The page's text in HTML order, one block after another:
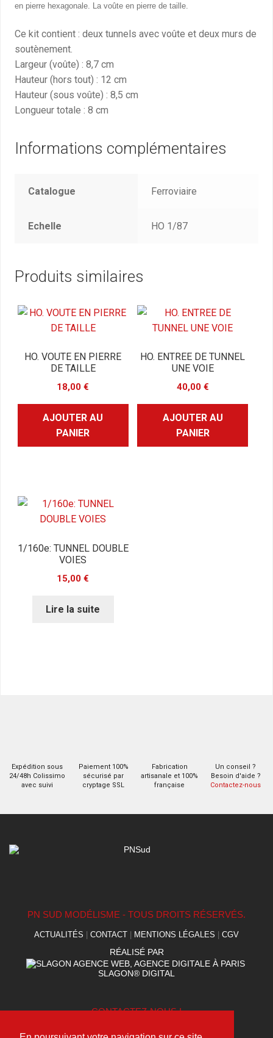
en pierre hexagonale. La voûte en pierre de taille.
Ce kit contient : deux tunnels avec voûte et deux murs de
soutènement.
Largeur (voûte) : 8,7 cm
Hauteur (hors tout) : 12 cm
Hauteur (sous voûte) : 8,5 cm
Longueur totale : 8 cm
Informations complémentaires
Catalogue Ferroviaire
Echelle HO 1/87
Produits similaires
HO. VOUTE EN PIERRE
DE TAILLE
18,00€
AJOUTER AU
PANIER
HO. ENTREE DE TUNNEL
UNE VOIE
40,00 €
AJOUTER AU
PANIER
1/160e: TUNNEL DOUBLE
VOIES
15,00€
Lire la suite
Expédition sous
24/48h Colissimo
avec suivi
Paiement 100%
sécurisé par
cryptage SSL
Fabrication
artisanale et 100%
française
Un conseil ?
Besoin d'aide ?
Contactez-nous
PN SUD MODÉLISME - TOUS DROITS RÉSERVÉS.
ACTUALITÉS CONTACT MENTIONS LÉGALES CGV
RÉALISÉ PAR
SLAGON® DIGITAL
CONTACTEZ-NOUS !
(+33) 09 75 95 49 40